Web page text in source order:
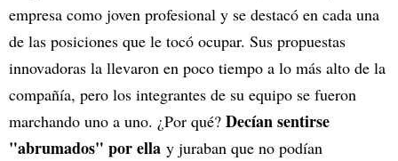
empresa como joven profesional y se destacó en cada una
de las posiciones que le tocó ocupar. Sus propuestas
innovadoras la llevaron en poco tiempo a lo más alto de la
compañía, pero los integrantes de su equipo se fueron
marchando uno a uno. ¿Por qué? Decían sentirse
"abrumados" por ella y juraban que no podían